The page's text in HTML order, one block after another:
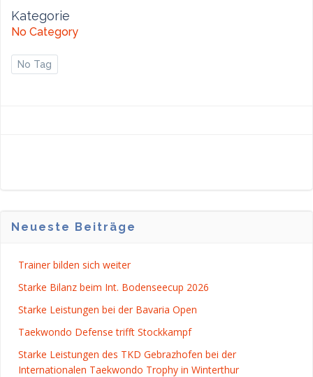
Kategorie
No Category
No Tag
Neueste Beiträge
Trainer bilden sich weiter
Starke Bilanz beim Int. Bodenseecup 2026
Starke Leistungen bei der Bavaria Open
Taekwondo Defense trifft Stockkampf
Starke Leistungen des TKD Gebrazhofen bei der
Internationalen Taekwondo Trophy in Winterthur